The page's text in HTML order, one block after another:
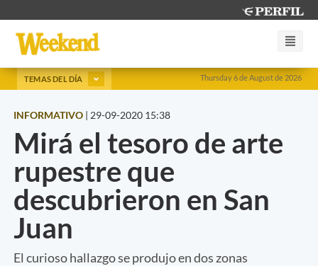
Thursday 6 de August de 2026
TEMAS DEL DÍA
INFORMATIVO | 29-09-2020 15:38
Mirá el tesoro de arte
rupestre que
descubrieron en San
Juan
El curioso hallazgo se produjo en dos zonas